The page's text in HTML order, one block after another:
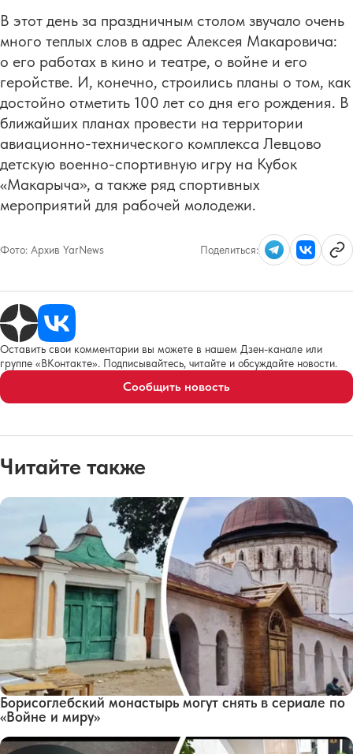
В этот день за праздничным столом звучало очень
много теплых слов в адрес Алексея Макаровича:
о его работах в кино и театре, о войне и его
геройстве. И, конечно, строились планы о том, как
достойно отметить 100 лет со дня его рождения. В
ближайших планах провести на территории
авиационно-технического комплекса Левцово
детскую военно-спортивную игру на Кубок
«Макарыча», а также ряд спортивных
мероприятий для рабочей молодежи.
Фото: Архив YarNews Поделиться:
Оставить свои комментарии вы можете в нашем Дзен-канале или
группе «ВКонтакте». Подписывайтесь, читайте и обсуждайте новости.
Сообщить новость
Читайте также
Борисоглебский монастырь могут снять в сериале по
«Войне и миру»